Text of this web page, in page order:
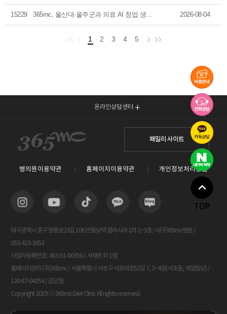
15229 2026-08-04
1 2 3 4 5
TOP
온라인상담센터
패밀리 사이트
병의원이용약관 홈페이지이용약관 개인정보처리방침
대구광역시 중구 명륜로23길 106 반월당역 클라시아 2차 2~3층 / 대구365mc병원 /
053-423-3653
사업자등록번호 : 453-51-00356 / 서재원 외 1명
홈페이지관리 (주)365mc / 서울특별시 서초구 서초대로52길 7, 3~4층(서초동, 제일빌딩) /
120-87-04354 / 김남철
Copyright 2019 ⓒ 365mc Diet Clinic All rights reserved.